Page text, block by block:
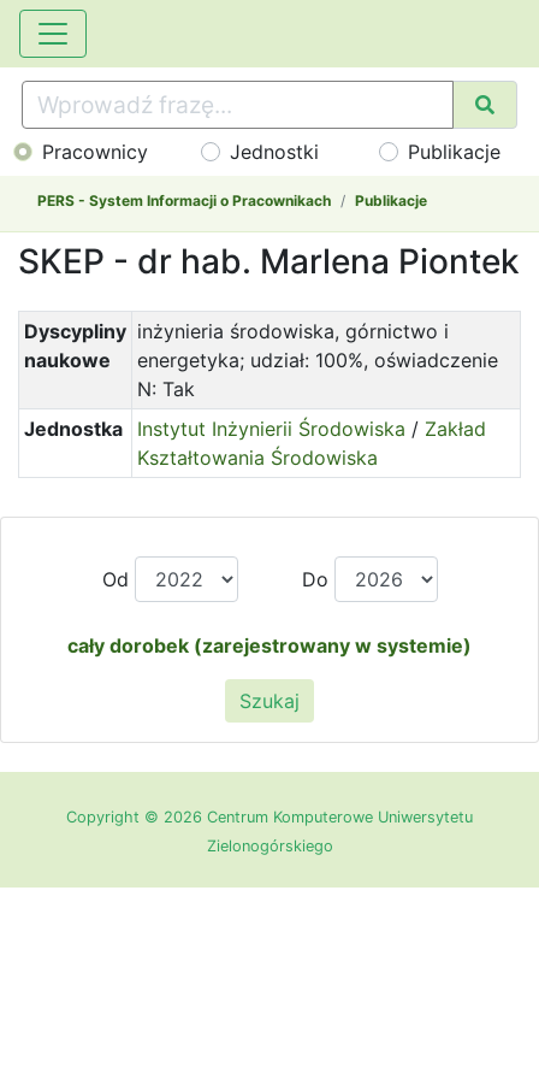
Pracownicy Jednostki Publikacje
PERS - System Informacji o Pracownikach Publikacje
SKEP - dr hab. Marlena Piontek
Dyscypliny
naukowe
inżynieria środowiska, górnictwo i
energetyka; udział: 100%, oświadczenie
N: Tak
Jednostka
Instytut Inżynierii Środowiska / Zakład
Kształtowania Środowiska
Od Do
cały dorobek (zarejestrowany w systemie)
Szukaj
Copyright © 2026 Centrum Komputerowe Uniwersytetu
Zielonogórskiego